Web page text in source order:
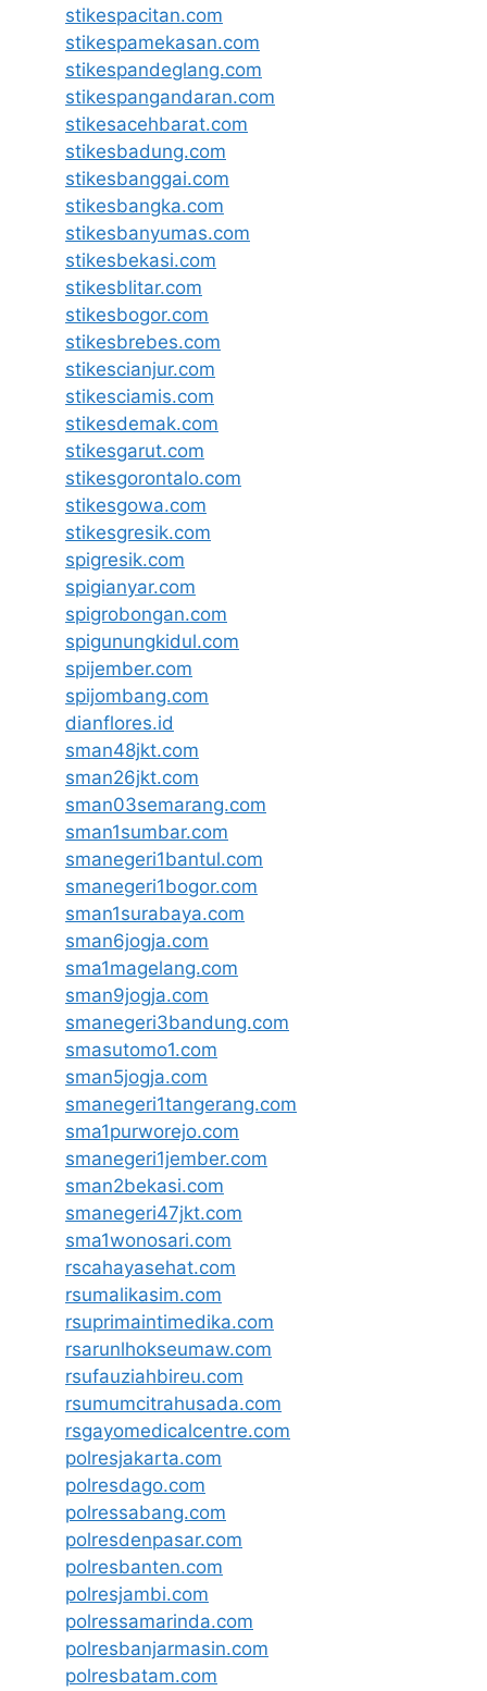
stikespacitan.com
stikespamekasan.com
stikespandeglang.com
stikespangandaran.com
stikesacehbarat.com
stikesbadung.com
stikesbanggai.com
stikesbangka.com
stikesbanyumas.com
stikesbekasi.com
stikesblitar.com
stikesbogor.com
stikesbrebes.com
stikescianjur.com
stikesciamis.com
stikesdemak.com
stikesgarut.com
stikesgorontalo.com
stikesgowa.com
stikesgresik.com
spigresik.com
spigianyar.com
spigrobongan.com
spigunungkidul.com
spijember.com
spijombang.com
dianflores.id
sman48jkt.com
sman26jkt.com
sman03semarang.com
sman1sumbar.com
smanegeri1bantul.com
smanegeri1bogor.com
sman1surabaya.com
sman6jogja.com
sma1magelang.com
sman9jogja.com
smanegeri3bandung.com
smasutomo1.com
sman5jogja.com
smanegeri1tangerang.com
sma1purworejo.com
smanegeri1jember.com
sman2bekasi.com
smanegeri47jkt.com
sma1wonosari.com
rscahayasehat.com
rsumalikasim.com
rsuprimaintimedika.com
rsarunlhokseumaw.com
rsufauziahbireu.com
rsumumcitrahusada.com
rsgayomedicalcentre.com
polresjakarta.com
polresdago.com
polressabang.com
polresdenpasar.com
polresbanten.com
polresjambi.com
polressamarinda.com
polresbanjarmasin.com
polresbatam.com